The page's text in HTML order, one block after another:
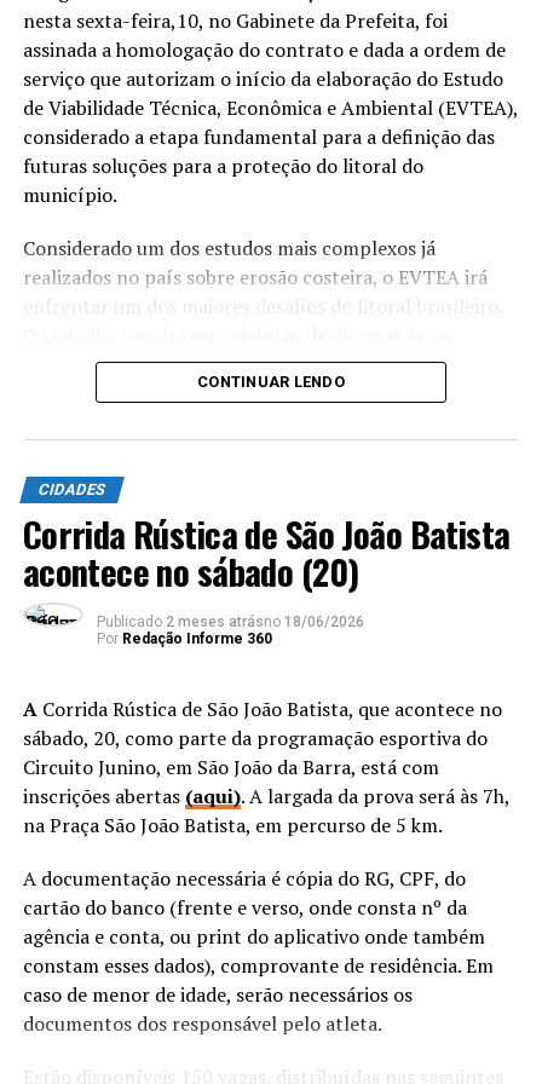
ainda mais os serviços de
saúde da população. Com
ele, o cidadão tem acesso
mais fácil às suas
informações, pode
acompanhar indicadores
como pressão arterial e
glicemia, receber avisos de
informado sobre seus
agendamentos. É uma
ferramenta que traz mais
praticidade, melhora a
comunicação entre a
Secretaria de Saúde e os
pacientes e contribui para
um atendimento mais
moderno, organizado e
humanizado” disse a
secretária municipal de
Saúde, Arleny Valdes.
De acordo com a equipe técnica que desenvolveu o App,
ao acessarem o serviço os usuários terão informações
como agendamento de consultas, notícias da Saúde e ao
Meu Diário, onde o cidadão poderá inserir informações
pessoais como temperatura, pressão arterial, glicemia e
outros.
nesta sexta-feira,10, no Gabinete da Prefeita, foi
assinada a homologação do contrato e dada a ordem de
serviço que autorizam o início da elaboração do Estudo
de Viabilidade Técnica, Econômica e Ambiental (EVTEA),
considerado a etapa fundamental para a definição das
futuras soluções para a proteção do litoral do
município.
Considerado um dos estudos mais complexos já
realizados no país sobre erosão costeira, o EVTEA irá
enfrentar um dos maiores desafios do litoral brasileiro.
utilizará modelagem computacional de alta
complexidade, pesquisas de campo e referências
Participaram da reunião a prefeita Carla Caputi, a
secretária municipal de Meio Ambiente, Marcela Toledo,
o diretor-presidente da Caruso Jr. Estudos Ambientais &
Engenharia Ltda., Francisco Caruso Jr., o diretor
financeiro da empresa, José Aristides Júnior, o
coordenador de Meio Ambiente e gestor do contrato,
e coordenadora-geral de Licitações e Contratos, Circe
Burgelli, e o chefe de Gabinete Rodrigo Florencio.
Com a homologação e a emissão da ordem de serviço, a
empresa está oficialmente autorizada a iniciar os
dias, seja apresentado o Plano de Trabalho, primeiro
produto previsto no contrato, que detalhará todas as
etapas, metodologias e o cronograma de execução do
estudo.
CONTINUAR LENDO
CIDADES
Corrida Rústica de São João Batista
acontece no sábado (20)
Publicado 2 meses atrásno 18/06/2026
Por Redação Informe 360
ACorrida Rústica de São João Batista, que acontece no
sábado, 20, como parte da programação esportiva do
Circuito Junino, em São João da Barra, está com
inscrições abertas (aqui). A largada da prova será às 7h,
na Praça São João Batista, em percurso de 5 km.
A documentação necessária é cópia do RG, CPF, do
cartão do banco (frente e verso, onde consta nº da
agência e conta, ou print do aplicativo onde também
constam esses dados), comprovante de residência. Em
caso de menor de idade, serão necessários os
documentos dos responsável pelo atleta.
Estão disponíveis 150 vagas, distribuídas nas seguintes